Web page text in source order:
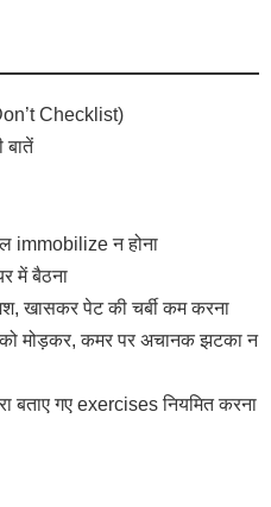
Checklist)
बातें
immobilize न होना
में बैठना
खासकर पेट की चर्बी कम करना
मोड़कर, कमर पर अचानक झटका न
बताए गए exercises नियमित करना